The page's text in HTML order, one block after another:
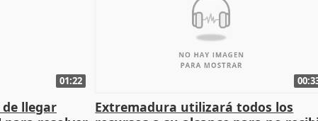
01:22
de llegar
Extremadura utilizará todos los